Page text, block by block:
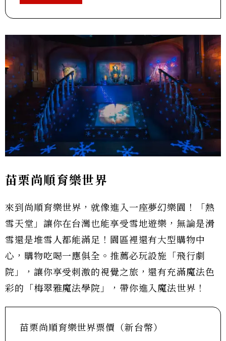
苗栗尚順育樂世界
來到尚順育樂世界，就像進入一座夢幻樂園！「熱
雪天堂」讓你在台灣也能享受雪地遊樂，無論是滑
雪還是堆雪人都能滿足！園區裡還有大型購物中
心，購物吃喝一應俱全。推薦必玩設施「飛行劇
院」，讓你享受刺激的視覺之旅，還有充滿魔法色
彩的「梅翠雅魔法學院」，帶你進入魔法世界！
苗栗尚順育樂世界票價（新台幣）